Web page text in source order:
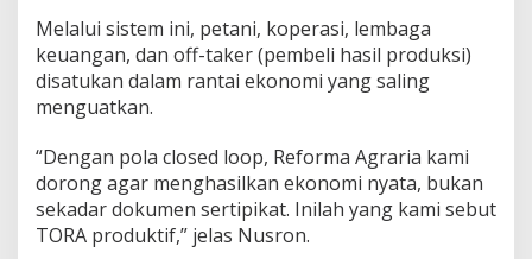
Melalui sistem ini, petani, koperasi, lembaga
keuangan, dan off-taker (pembeli hasil produksi)
disatukan dalam rantai ekonomi yang saling
menguatkan.
“Dengan pola closed loop, Reforma Agraria kami
dorong agar menghasilkan ekonomi nyata, bukan
sekadar dokumen sertipikat. Inilah yang kami sebut
TORA produktif,” jelas Nusron.